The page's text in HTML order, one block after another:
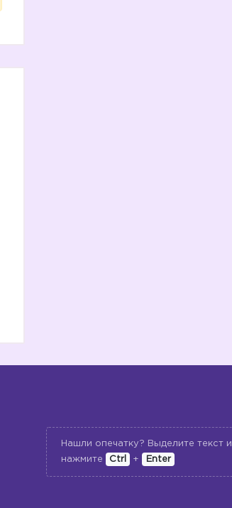
Нашли опечатку? Выделите текст и
нажмите
Ctrl + Enter